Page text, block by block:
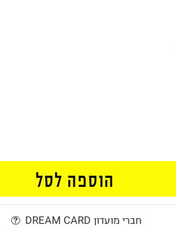
הוספה לסל
חברי מועדון DREAM CARD